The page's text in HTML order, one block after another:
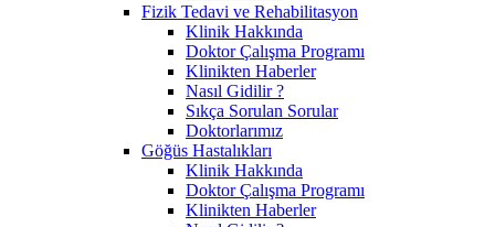
Fizik Tedavi ve Rehabilitasyon
Klinik Hakkında
Doktor Çalışma Programı
Klinikten Haberler
Nasıl Gidilir ?
Sıkça Sorulan Sorular
Doktorlarımız
Göğüs Hastalıkları
Klinik Hakkında
Doktor Çalışma Programı
Klinikten Haberler